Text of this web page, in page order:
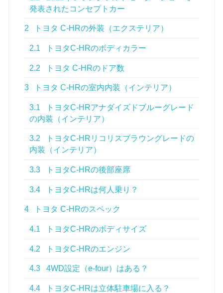
発表されたコンセプトカー
2 トヨタ C-HRの外装（エクステリア）
2.1 トヨタC-HRのボディカラー
2.2 トヨタ C-HRのドア数
3 トヨタ C-HRの室内内装（インテリア）
3.1
トヨタC-HRアナダイズドブルーグレード
の内装（インテリア）
3.2
トヨタC-HRリコリスブラウングレードの
内装（インテリア）
3.3 トヨタC-HRの後部座席
3.4 トヨタC-HRは何人乗り？
4 トヨタ C-HRのスペック
4.1 トヨタC-HRのボディサイズ
4.2 トヨタC-HRのエンジン
4.3 4WD設定（e-four）はある？
4.4 トヨタC-HRは立体駐車場に入る？